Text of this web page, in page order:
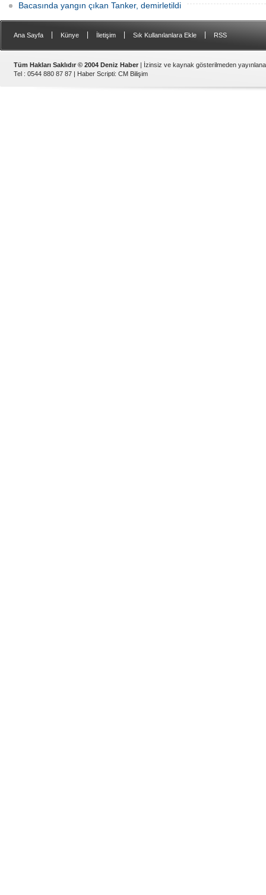
Bacasında yangın çıkan Tanker, demirletildi
Ana Sayfa Künye İletişim Sık Kullanılanlara Ekle RSS
Tüm Hakları Saklıdır © 2004 Deniz Haber | İzinsiz ve kaynak gösterilmeden
Tel : 0544 880 87 87 | Haber Scripti: CM Bilişim